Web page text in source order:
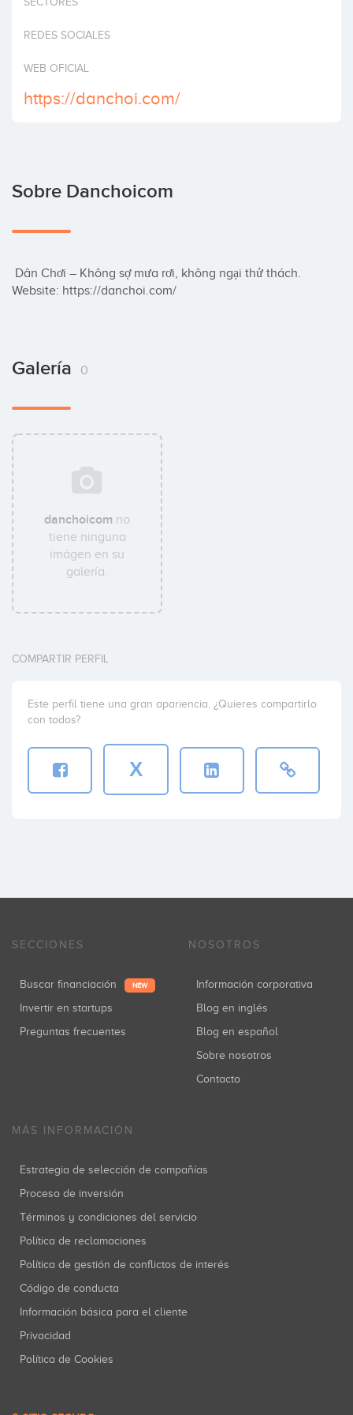
REDES SOCIALES
WEB OFICIAL
https://danchoi.com/
Sobre Danchoicom
Website: https://danchoi.com/
Galería 0
danchoicom no
tiene ninguna
imágen en su
galería.
COMPARTIR PERFIL
Este perfil tiene una gran apariencia. ¿Quieres compartirlo
con todos?
X
SECCIONES
Buscar financiación NEW
Invertir en startups
Preguntas frecuentes
NOSOTROS
Información corporativa
Blog en inglés
Blog en español
Sobre nosotros
Contacto
MÁS INFORMACIÓN
Estrategia de selección de compañías
Proceso de inversión
Términos y condiciones del servicio
Política de reclamaciones
Política de gestión de conflictos de interés
Código de conducta
Información básica para el cliente
Privacidad
Política de Cookies